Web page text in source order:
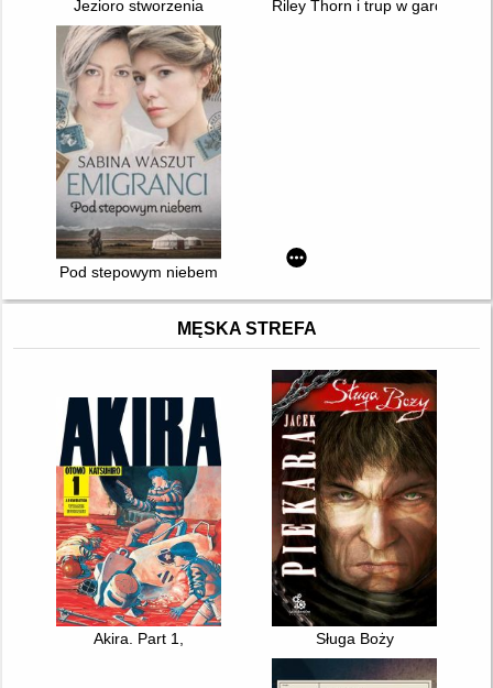
Jezioro stworzenia Riley Thorn i trup w garderobie
Pod stepowym niebem
MĘSKA STREFA
Akira. Part 1, Sługa Boży